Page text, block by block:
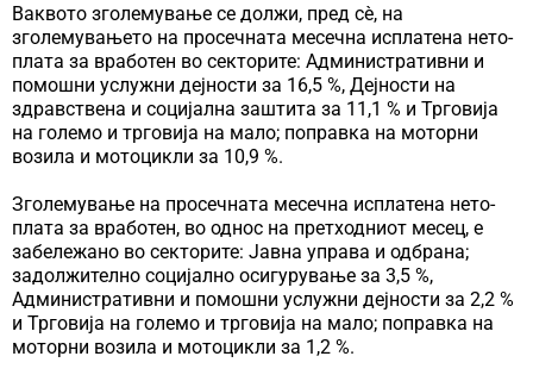
Ваквото зголемување се должи, пред сѐ, на
зголемувањето на просечната месечна исплатена нето-
плата за вработен во секторите: Административни и
помошни услужни дејности за 16,5 %, Дејности на
здравствена и социјална заштита за 11,1 % и Трговија
на големо и трговија на мало; поправка на моторни
возила и мотоцикли за 10,9 %.
Зголемување на просечната месечна исплатена нето-
плата за вработен, во однос на претходниот месец, е
забележано во секторите: Јавна управа и одбрана;
задолжително социјално осигурување за 3,5 %,
Административни и помошни услужни дејности за 2,2 %
и Трговија на големо и трговија на мало; поправка на
моторни возила и мотоцикли за 1,2 %.